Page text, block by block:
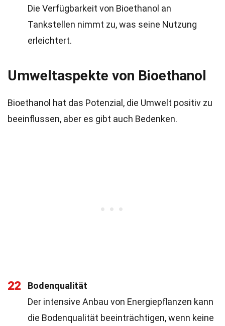
Die Verfügbarkeit von Bioethanol an
Tankstellen nimmt zu, was seine Nutzung
erleichtert.
Umweltaspekte von Bioethanol
Bioethanol hat das Potenzial, die Umwelt positiv zu
beeinflussen, aber es gibt auch Bedenken.
22
Bodenqualität
Der intensive Anbau von Energiepflanzen kann
die Bodenqualität beeinträchtigen, wenn keine